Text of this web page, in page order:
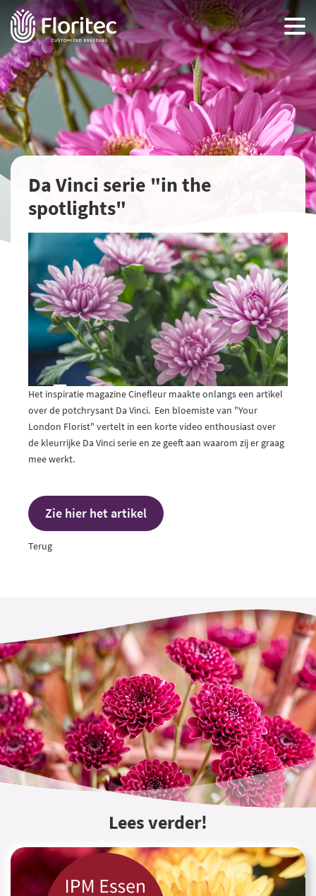
Da Vinci serie "in the
spotlights"
Het inspiratie magazine Cinefleur maakte onlangs een artikel
over de potchrysant Da Vinci. Een bloemiste van "Your
London Florist" vertelt in een korte video enthousiast over
de kleurrijke Da Vinci serie en ze geeft aan waarom zij er graag
mee werkt.
Zie hier het artikel
Terug
Lees verder!